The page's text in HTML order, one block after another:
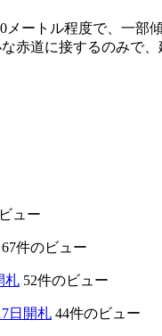
ートル程度で、一
道に接するのみで
ュー
67件のビュー
札 52件のビュー
日開札 44件のビュー